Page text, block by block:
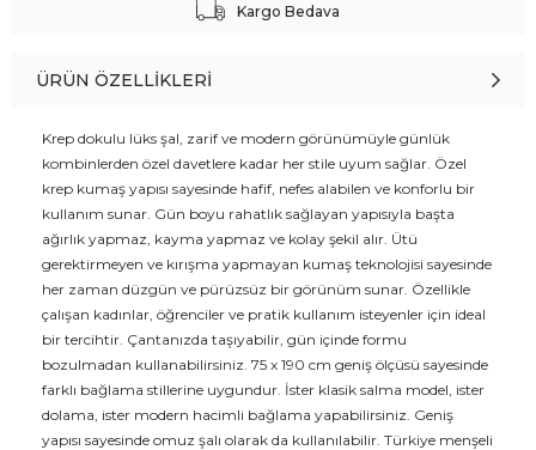
Kargo Bedava
ÜRÜN ÖZELLIKLERI
Krep dokulu lüks şal, zarif ve modern görünümüyle günlük
kombinlerden özel davetlere kadar her stile uyum sağlar. Özel
krep kumaş yapısı sayesinde hafif, nefes alabilen ve konforlu bir
kullanım sunar. Gün boyu rahatlık sağlayan yapısıyla başta
ağırlık yapmaz, kayma yapmaz ve kolay şekil alır. Ütü
gerektirmeyen ve kırışma yapmayan kumaş teknolojisi sayesinde
her zaman düzgün ve pürüzsüz bir görünüm sunar. Özellikle
çalışan kadınlar, öğrenciler ve pratik kullanım isteyenler için ideal
bir tercihtir. Çantanızda taşıyabilir, gün içinde formu
bozulmadan kullanabilirsiniz. 75 x 190 cm geniş ölçüsü sayesinde
farklı bağlama stillerine uygundur. İster klasik salma model, ister
dolama, ister modern hacimli bağlama yapabilirsiniz. Geniş
yapısı sayesinde omuz şalı olarak da kullanılabilir. Türkiye menşeli